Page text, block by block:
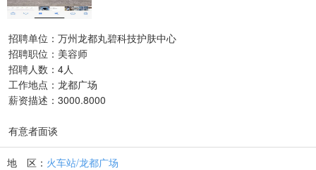
招聘单位：万州龙都丸碧科技护肤中心
招聘职位：美容师
招聘人数：4人
工作地点：龙都广场
薪资描述：3000.8000
有意者面谈
地 区： 火车站/龙都广场